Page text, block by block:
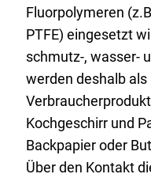
Fluorpolymeren
PTFE) eingesetzt
schmutz-, wasser-
werden deshalb
Kochgeschirr und
Backpapier oder
Über den Kontakt